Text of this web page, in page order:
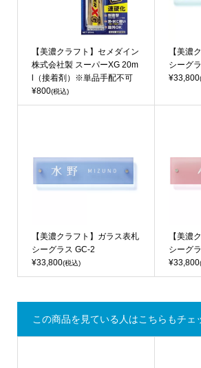
【美濃クラフト】セメダイン
株式会社製 スーパーXG 20m
l（接着剤）※単品手配不可
¥800(税込)
【美濃
シーグ
¥33,800
【美濃クラフト】ガラス表札
シーグラス GC-2
¥33,800(税込)
【美濃
シーグ
¥33,800
この商品を見ている人はこちらもチェ